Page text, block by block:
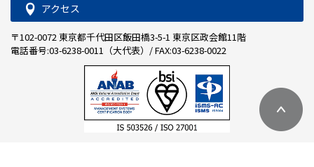
アクセス
〒102-0072 東京都千代田区飯田橋3-5-1 東京区政会館11階
電話番号:03-6238-0011（大代表）/ FAX:03-6238-0022